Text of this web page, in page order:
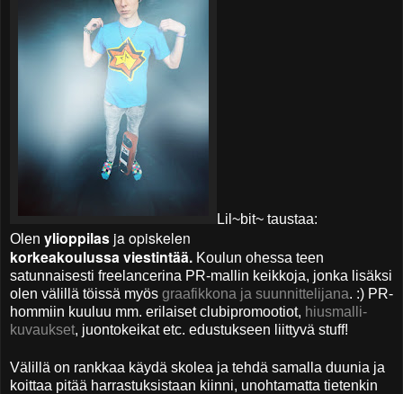
Lil~bit~ taustaa:
Olen ylioppilas ja opiskelen
korkeakoulussa viestintää. Koulun ohessa teen
satunnaisesti freelancerina PR-mallin keikkoja, jonka lisäksi
olen välillä töissä myös graafikkona ja suunnittelijana. :) PR-
hommiin kuuluu mm. erilaiset clubipromootiot, hiusmalli-
kuvaukset, juontokeikat etc. edustukseen liittyvä stuff!
Välillä on rankkaa käydä skolea ja tehdä samalla duunia ja
koittaa pitää harrastuksistaan kiinni, unohtamatta tietenkin